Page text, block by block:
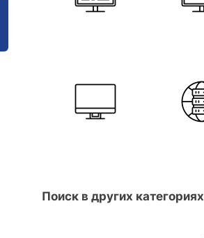
Поиск в других категориях